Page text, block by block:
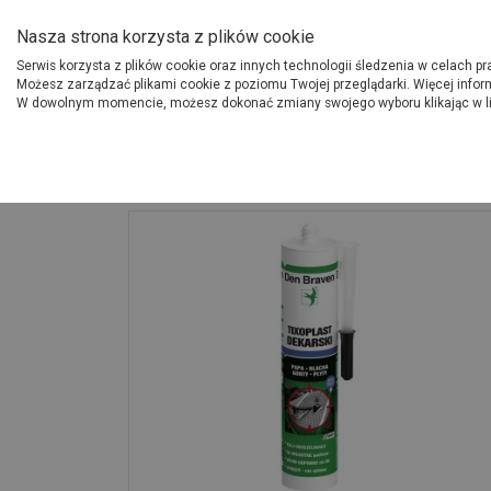
Produkty
O Grupie PSB
Uszczelniacz dekarski Tixoplast czarny
Nasza strona korzysta z plików cookie
Serwis korzysta z plików cookie oraz innych technologii śledzenia w celach
Możesz zarządzać plikami cookie z poziomu Twojej przeglądarki. Więcej
W dowolnym momencie, możesz dokonać zmiany swojego wyboru klikając w